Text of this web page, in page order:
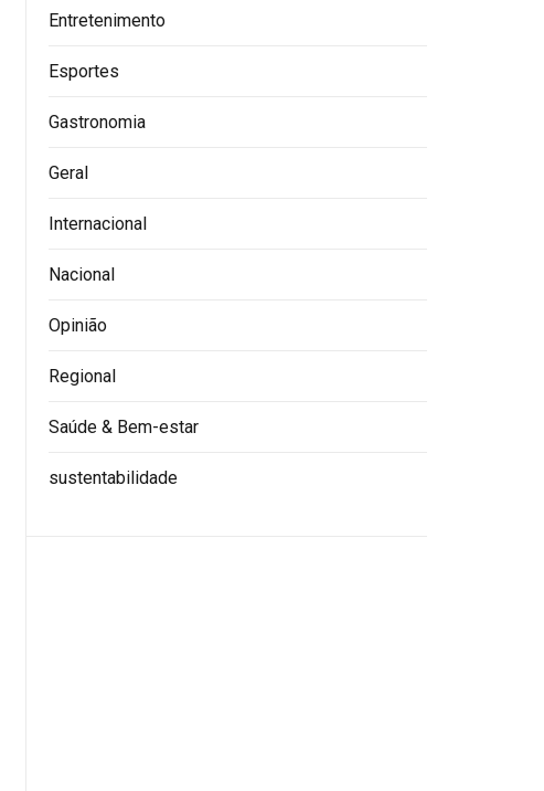
Entretenimento
Esportes
Gastronomia
Geral
Internacional
Nacional
Opinião
Regional
Saúde & Bem-estar
sustentabilidade